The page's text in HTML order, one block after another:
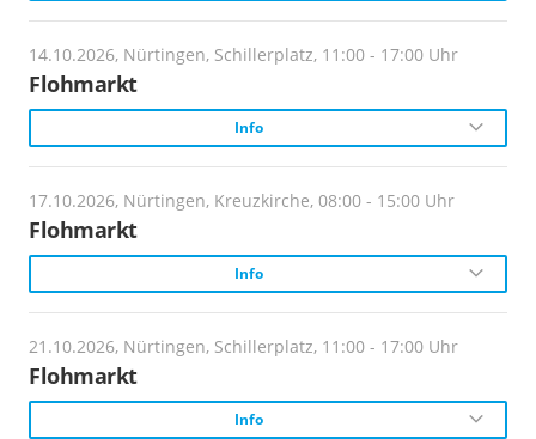
über die Marktstraße sowie Apothekerstraße. Mehr als
20 Ausstellende, darunter lokale Gastronomen, Vereine
und Einzelhändler.
Webadresse:
https://www.nuertingen.de/abendmarkt
Veranstalter:
M und A Flohmärkte
8 Uhr
14.10.2026, Nürtingen, Schillerplatz, 11:00 - 17:00 Uhr
Flohmarkt
Info
Veranstalter:
M und A Flohmärkte
11 Uhr
17.10.2026, Nürtingen, Kreuzkirche, 08:00 - 15:00 Uhr
Flohmarkt
Info
Veranstalter:
M und A Flohmärkte
21.10.2026, Nürtingen, Schillerplatz, 11:00 - 17:00 Uhr
Flohmarkt
Info